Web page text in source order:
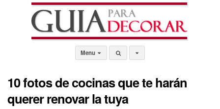
Menu
10 fotos de cocinas que te harán
querer renovar la tuya